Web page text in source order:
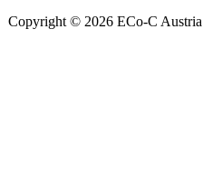
Copyright © 2026 ECo-C Austria